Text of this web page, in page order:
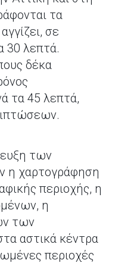
τα
σε
30 λεπτά.
δέκα
τα 45 λεπτά,
των
η χαρτογράφηση
περιοχής, η
η
των
αστικά κέντρα
περιοχές